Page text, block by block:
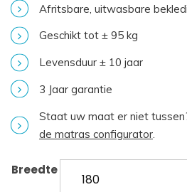
Afritsbare, uitwasbare
Geschikt tot ± 95 kg
Levensduur ± 10 jaar
3 Jaar garantie
Staat uw maat er niet
de matras configurator
Breedte